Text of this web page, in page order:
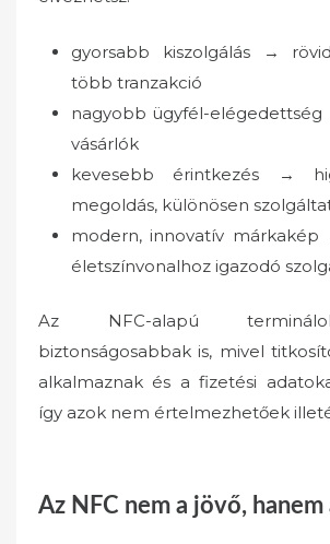
gyorsabb kiszolgálás →
több tranzakció
nagyobb ügyfél-elégedettség
vásárlók
kevesebb érintkezés →
megoldás, különösen
modern, innovatív márkakép
életszínvonalhoz igazodó
Az NFC-alapú
biztonságosabbak is, mivel
alkalmaznak és a fizetési
így azok nem értelmezhetőek
Az NFC nem a jövő, hanem